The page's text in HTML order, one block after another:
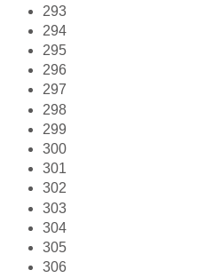
293
294
295
296
297
298
299
300
301
302
303
304
305
306